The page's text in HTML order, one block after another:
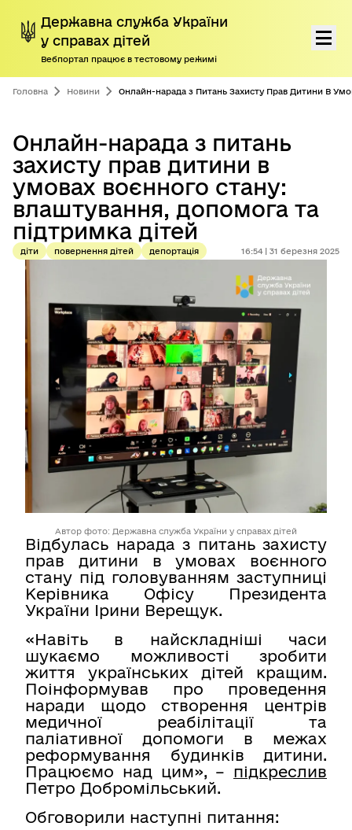
Перейти до основного контенту
Державна служба України
у справах дітей
Вебпортал працює в тестовому режимі
Про нас
Програми підтримки дітей і сімей
Громадянам
Пресцентр
Антикорупційна діяльність
Пошук
Українська
Налаштування доступності
Головна Новини Онлайн-нарада з Питань Захисту Прав Дитини В
Онлайн-нарада з питань
захисту прав дитини в
умовах воєнного стану:
влаштування, допомога та
підтримка дітей
діти повернення дітей депортація 16:54 | 31 березня 2025
Автор фото: Державна служба України у справах дітей
Відбулась нарада з питань захисту
прав дитини в умовах воєнного
стану під головуванням заступниці
Керівника Офісу Президента
України Ірини Верещук.
«Навіть в найскладніші часи
шукаємо можливості зробити
життя українських дітей кращим.
Поінформував про проведення
наради щодо створення центрів
медичної реабілітації та
паліативної допомоги в межах
реформування будинків дитини.
Працюємо над цим», – підкреслив
Петро Добромільський.
Обговорили наступні питання: